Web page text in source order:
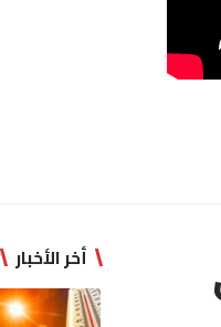
أخر الأخبار